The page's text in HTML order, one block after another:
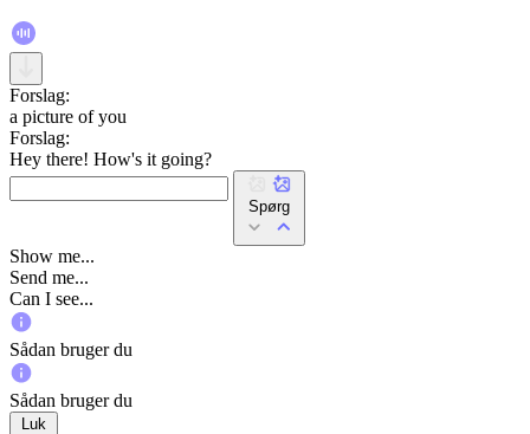
Forslag:
a picture of you
Forslag:
Hey there! How's it going?
Spørg
Show me...
Send me...
Can I see...
Sådan bruger du
Sådan bruger du
Luk